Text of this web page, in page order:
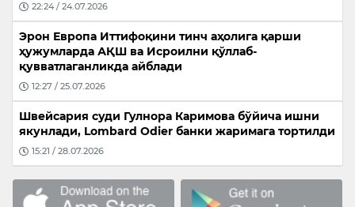
22:24 / 24.07.2026
Эрон Европа Иттифоқини тинч аҳолига қарши
ҳужумларда АҚШ ва Исроилни қўллаб-
қувватлаганликда айблади
12:27 / 25.07.2026
Швейсария суди Гулнора Каримова бўйича ишни
якунлади, Lombard Odier банки жаримага тортилди
15:21 / 28.07.2026